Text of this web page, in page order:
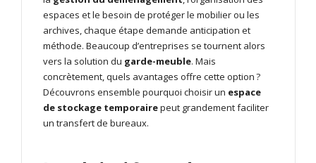
espaces et le besoin de protéger le mobilier ou les
archives, chaque étape demande anticipation et
méthode. Beaucoup d’entreprises se tournent alors
vers la solution du garde-meuble. Mais
concrètement, quels avantages offre cette option ?
Découvrons ensemble pourquoi choisir un espace
de stockage temporairepeut grandement faciliter
un transfert de bureaux.